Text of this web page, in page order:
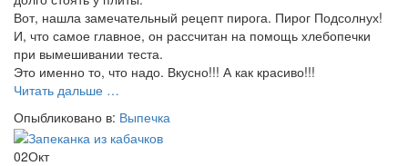
Вот, нашла замечательный рецепт пирога. Пирог Подсолнух!
И, что самое главное, он рассчитан на помощь хлебопечки
при вымешивании теста.
Это именно то, что надо. Вкусно!!! А как красиво!!!
Читать дальше проПирог
Готовим
вкусно
…
Опыбликовано в: Выпечка
02Окт